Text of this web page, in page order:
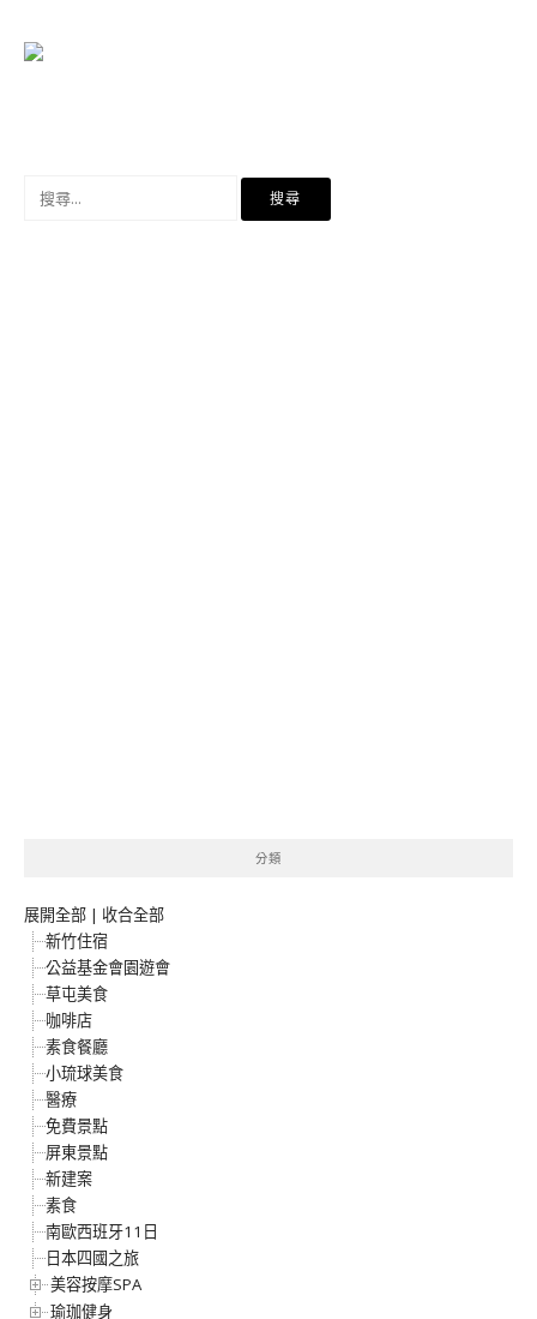
分類
展開全部 | 收合全部
新竹住宿
公益基金會園遊會
草屯美食
咖啡店
素食餐廳
小琉球美食
醫療
免費景點
屏東景點
新建案
素食
南歐西班牙11日
日本四國之旅
美容按摩SPA
瑜珈健身